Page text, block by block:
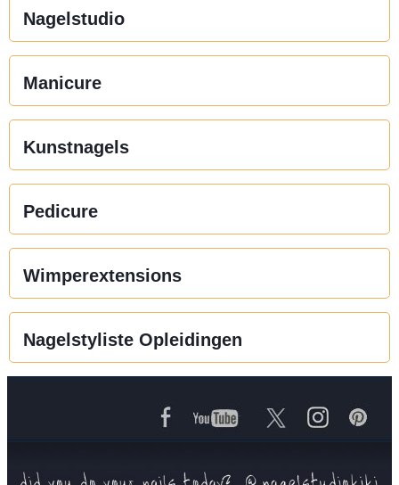
Nagelstudio
Manicure
Kunstnagels
Pedicure
Wimperextensions
Nagelstyliste Opleidingen